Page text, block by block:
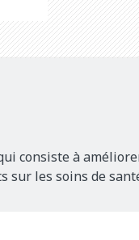
consiste à
sur les soins de